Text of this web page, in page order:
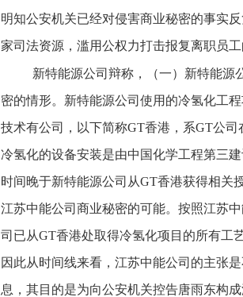
明知公安机关已经对侵害商业秘密的事实
家司法资源，滥用公权力打击报复离职员工
新特能源公司辩称，（一）新特能源
密的情形。新特能源公司使用的冷氢化工
技术有公司，以下简称GT香港，系GT公
冷氢化的设备安装是由中国化学工程第三
时间晚于新特能源公司从GT香港获得相关
江苏中能公司商业秘密的可能。按照江苏
司已从GT香港处取得冷氢化项目的所有工
因此从时间线来看，江苏中能公司的主张
息，其目的是为向公安机关控告唐雨东构